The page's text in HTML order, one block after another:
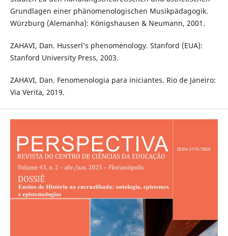
Grundlagen einer phänomenologischen Musikpädagogik.
Würzburg (Alemanha): Königshausen & Neumann, 2001.
ZAHAVI, Dan. Husserl’s phenomenology. Stanford (EUA):
Stanford University Press, 2003.
ZAHAVI, Dan. Fenomenologia para iniciantes. Rio de Janeiro:
Via Verita, 2019.